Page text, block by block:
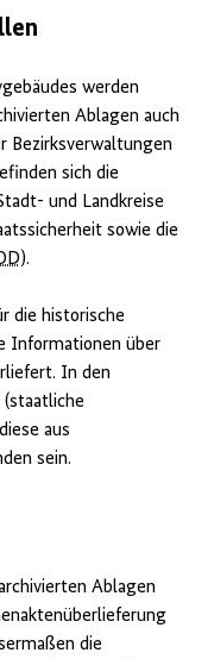
werden
Ablagen auch
Bezirksverwaltungen
sich die
und Landkreise
sowie die
).
die historische
Informationen über
In den
aus
sein.
Ablagen
die